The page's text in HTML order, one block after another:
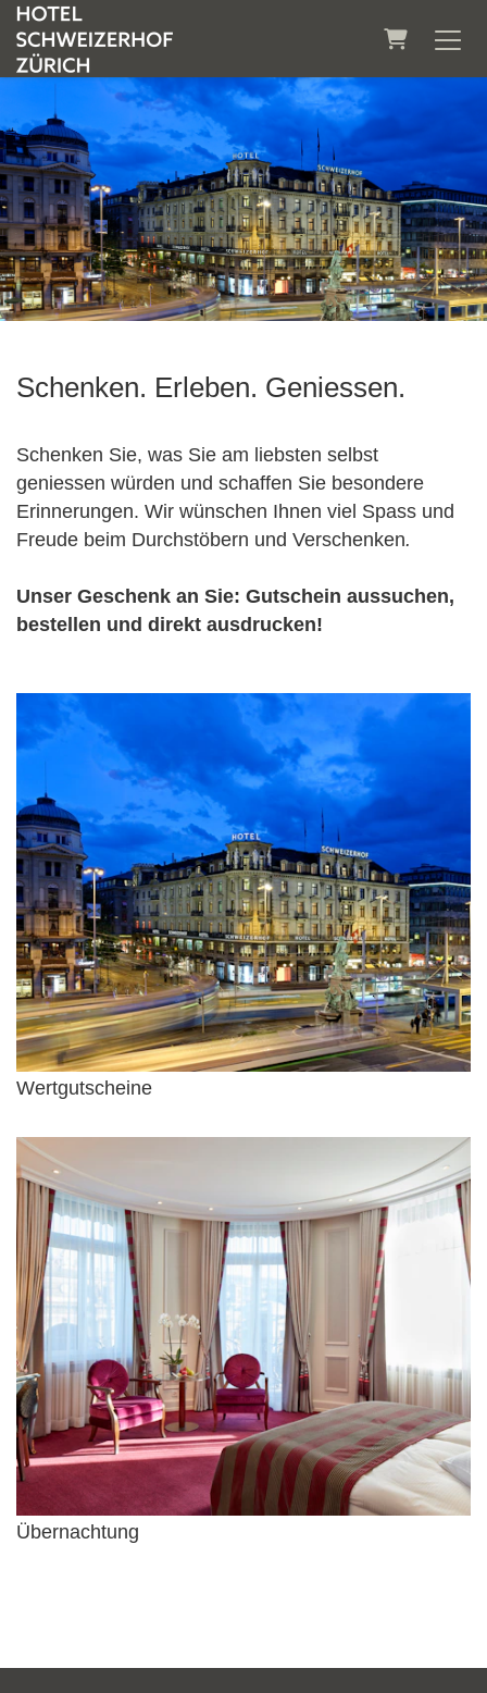
Warenkorb
Schenken. Erleben. Geniessen.
Schenken Sie, was Sie am liebsten selbst
geniessen würden und schaffen Sie besondere
Erinnerungen. Wir wünschen Ihnen viel Spass und
Freude beim Durchstöbern und Verschenken.
Unser Geschenk an Sie: Gutschein aussuchen,
bestellen und direkt ausdrucken!
Wertgutscheine
Übernachtung